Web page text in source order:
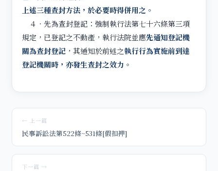
上述三種查封方法，於必要時得併用之。
４．先為查封登記：強制執行法第七十六條第三項
規定，已登記之不動產，執行法院並應先通知登記機
關為查封登記 ，其通知於前述之執行行為實施前到達
登記機關時，亦發生查封之效力 。
← 上一篇
民事訴訟法第522條~531條[假扣押]
下一篇 →